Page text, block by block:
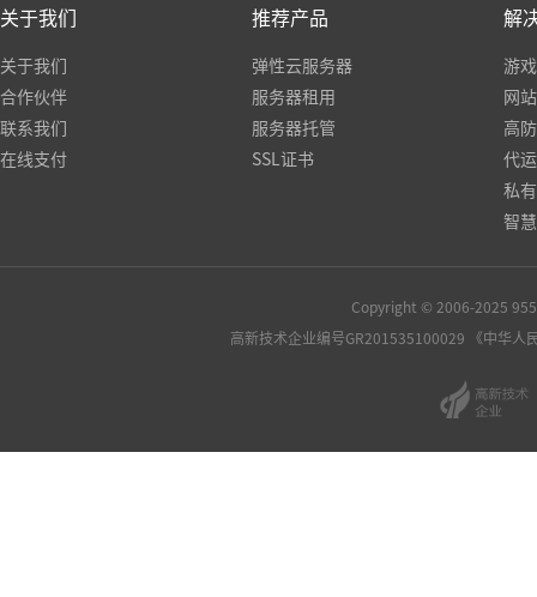
关于我们
关于我们
合作伙伴
联系我们
在线支付
推荐产品
弹性云服务器
服务器租用
服务器托管
SSL证书
解
游
网
高
代
私
智
Copyright © 2006-2025
高新技术企业编号GR201535100029 《中华